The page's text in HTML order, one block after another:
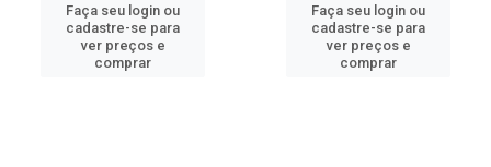
Faça seu login ou
cadastre-se para
ver preços e
comprar
Faça seu login ou
cadastre-se para
ver preços e
comprar